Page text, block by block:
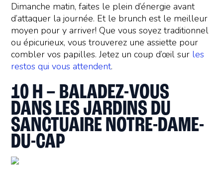
Dimanche matin, faites le plein d’énergie avant
d’attaquer la journée. Et le brunch est le meilleur
moyen pour y arriver! Que vous soyez traditionnel
ou épicurieux, vous trouverez une assiette pour
combler vos papilles. Jetez un coup d’œil sur les
restos qui vous attendent.
10 H – BALADEZ-VOUS
DANS LES JARDINS DU
SANCTUAIRE NOTRE-DAME-
DU-CAP